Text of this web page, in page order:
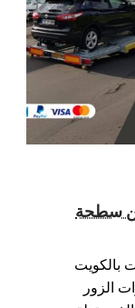
ونش كرين سطحة
بالكويت
الزور